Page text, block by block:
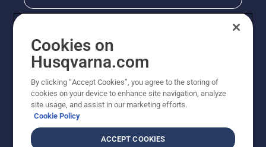
© Husqvarna AB (publ). All rights reserved. Priserna
som visas är rekommenderade cirkapriser. Alla angivna
priser är rekommenderade försäljningspriser (inkl.
Cookies on
Husqvarna.com
By clicking “Accept Cookies”, you agree to the storing of
cookies on your device to enhance site navigation, analyze
site usage, and assist in our marketing efforts.
Cookie Policy
ACCEPT COOKIES